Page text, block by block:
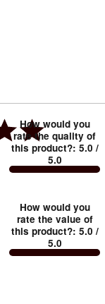
How would you
rate the quality of
this product?: 5.0 /
5.0
How would you
rate the value of
this product?: 5.0 /
5.0